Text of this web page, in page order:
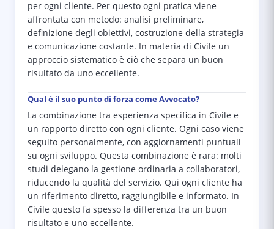
per ogni cliente. Per questo ogni pratica viene
affrontata con metodo: analisi preliminare,
definizione degli obiettivi, costruzione della strategia
e comunicazione costante. In materia di Civile un
approccio sistematico è ciò che separa un buon
risultato da uno eccellente.
Qual è il suo punto di forza come Avvocato?
La combinazione tra esperienza specifica in Civile e
un rapporto diretto con ogni cliente. Ogni caso viene
seguito personalmente, con aggiornamenti puntuali
su ogni sviluppo. Questa combinazione è rara: molti
studi delegano la gestione ordinaria a collaboratori,
riducendo la qualità del servizio. Qui ogni cliente ha
un riferimento diretto, raggiungibile e informato. In
Civile questo fa spesso la differenza tra un buon
risultato e uno eccellente.